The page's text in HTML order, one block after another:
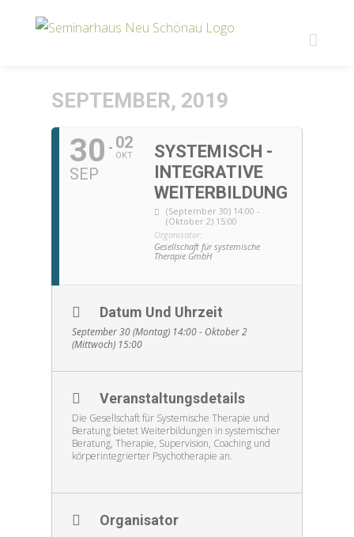
SEPTEMBER, 2019
30
SEP
02
OKT
SYSTEMISCH -
INTEGRATIVE
WEITERBILDUNG
(September 30) 14:00 -
(Oktober 2) 15:00
Organisator:
Gesellschaft für systemische
Therapie GmbH
Datum Und Uhrzeit
September 30 (Montag) 14:00 - Oktober 2
(Mittwoch) 15:00
Veranstaltungsdetails
Die Gesellschaft für Systemische Therapie und
Beratung bietet Weiterbildungen in systemischer
Beratung, Therapie, Supervision, Coaching und
körperintegrierter Psychotherapie an.
Organisator